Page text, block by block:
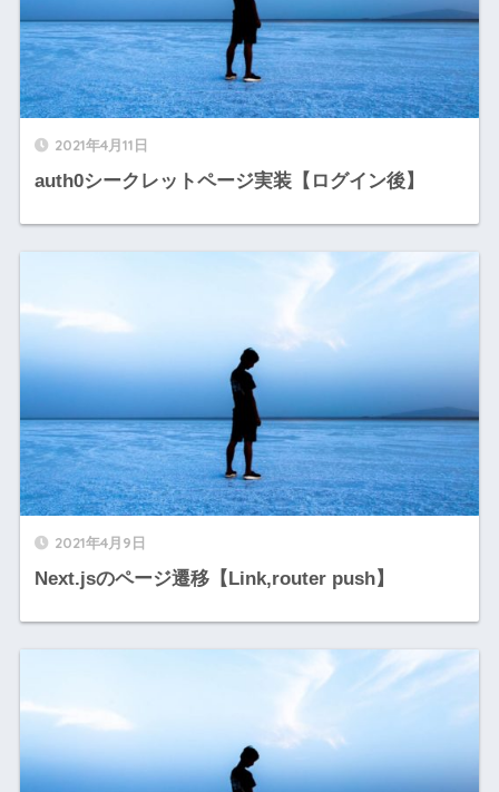
2021年4月11日
auth0シークレットページ実装【ログイン後】
2021年4月9日
Next.jsのページ遷移【Link,router push】